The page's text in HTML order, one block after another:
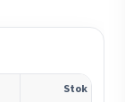
Stok